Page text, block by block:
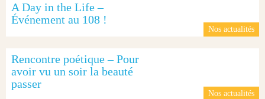
Nos actualités
A Day in the Life –
Événement au 108 !
Nos actualités
Rencontre poétique – Pour
avoir vu un soir la beauté
passer